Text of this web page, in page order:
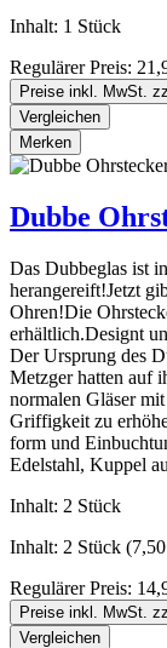
Inhalt: 1 Stück
Regulärer Preis:
Preise inkl. MwSt.
Vergleichen
Merken
Dubbe
Das Dubbeglas ist
herangereift!Jetzt
Ohren!Die
erhältlich.Designt
Der Ursprung des
Metzger hatten auf
normalen Gläser
Griffigkeit zu
form und
Edelstahl, Kuppel
Inhalt: 2 Stück
Inhalt: 2 Stück
Regulärer Preis:
Preise inkl. MwSt.
Vergleichen